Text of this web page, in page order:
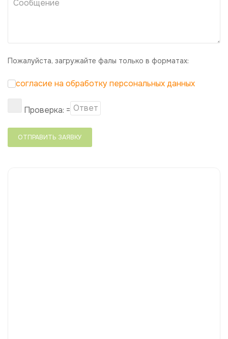
Пожалуйста, загружайте фалы только в форматах:
согласие на обработку персональных данных
Проверка: =